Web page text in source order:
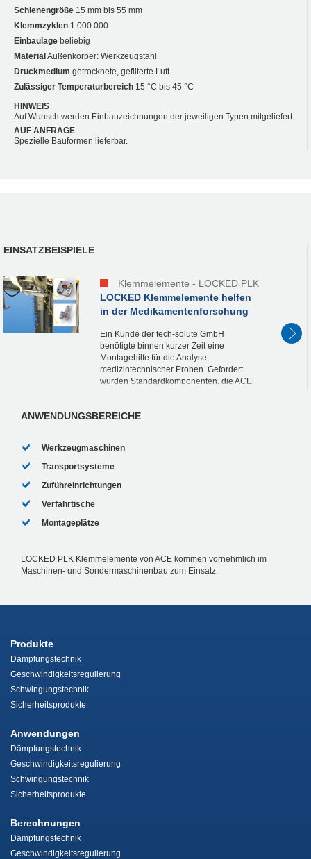
Schienengröße 15 mm bis 55 mm
Klemmzyklen 1.000.000
Einbaulage beliebig
MaterialAußenkörper: Werkzeugstahl
Druckmedium getrocknete, gefilterte Luft
Zulässiger Temperaturbereich 15 °C bis 45 °C
HINWEIS
Auf Wunsch werden Einbauzeichnungen der jeweiligen Typen mitgeliefert.
AUF ANFRAGE
Spezielle Bauformen lieferbar.
EINSATZBEISPIELE
Klemmelemente - LOCKED PLK
LOCKED Klemmelemente helfen
in der Medikamentenforschung
Ein Kunde der tech-solute GmbH
benötigte binnen kurzer Zeit eine
Montagehilfe für die Analyse
medizintechnischer Proben. Gefordert
wurden Standardkomponenten, die ACE
ANWENDUNGSBEREICHE
Werkzeugmaschinen
Transportsysteme
Zuführeinrichtungen
Verfahrtische
Montageplätze
LOCKED PLK Klemmelemente von ACE kommen vornehmlich im
Maschinen- und Sondermaschinenbau zum Einsatz.
Produkte
Dämpfungstechnik
Geschwindigkeitsregulierung
Schwingungstechnik
Sicherheitsprodukte
Anwendungen
Dämpfungstechnik
Geschwindigkeitsregulierung
Schwingungstechnik
Sicherheitsprodukte
Berechnungen
Dämpfungstechnik
Geschwindigkeitsregulierung